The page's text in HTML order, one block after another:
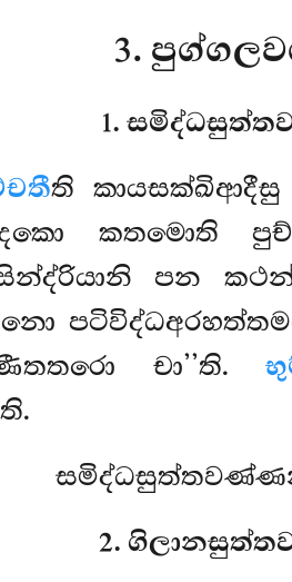
3.
1.
ති කායසක්ඛිආදීසු
කතමොති
පන
චා’’ති.
2.